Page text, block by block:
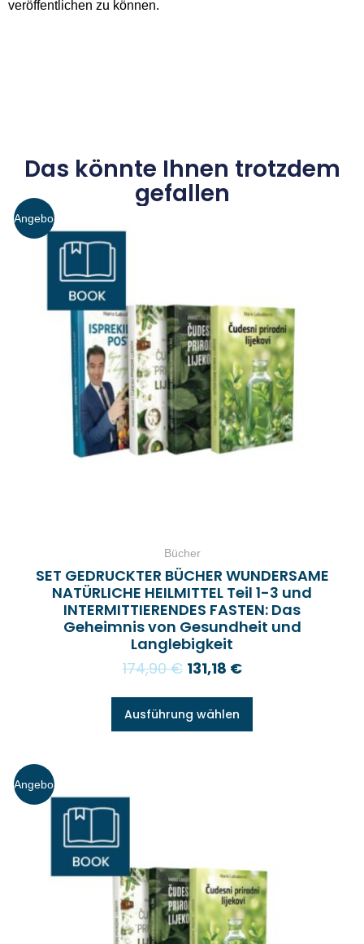
veröffentlichen zu können.
Das könnte Ihnen trotzdem
gefallen
Angebo
Bücher
SET GEDRUCKTER BÜCHER WUNDERSAME
NATÜRLICHE HEILMITTEL Teil 1-3 und
INTERMITTIERENDES FASTEN: Das
Geheimnis von Gesundheit und
Langlebigkeit
174,90€ 131,18 €
Ausführung wählen
Angebo